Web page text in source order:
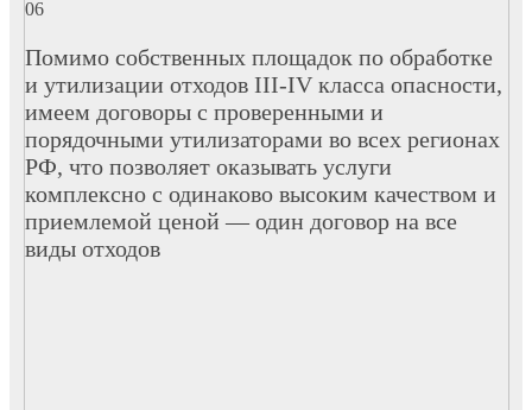
Помимо собственных площадок по обработке
и утилизации отходов III-IV класса опасности,
имеем договоры с проверенными и
порядочными утилизаторами во всех регионах
РФ, что позволяет оказывать услуги
комплексно с одинаково высоким качеством и
приемлемой ценой — один договор на все
виды отходов